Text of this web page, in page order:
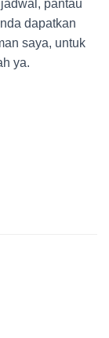
pantau
dapatkan
saya, untuk
ya.